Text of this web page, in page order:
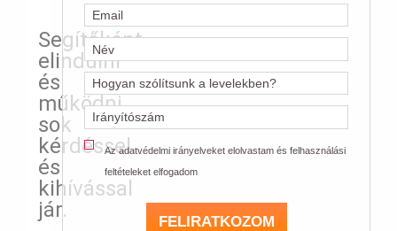
Segítőként
elindulni
és
működni
sok
kérdéssel
és
kihívással
jár.
Az adatvédelmi irányelveket elolvastam és felhasználási
feltételeket elfogadom
FELIRATKOZOM